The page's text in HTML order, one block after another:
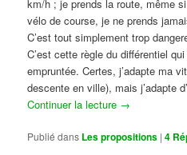
km/h ; je prends la route, même
vélo de course, je ne prends
C’est tout simplement trop
C’est cette règle du différentiel
empruntée. Certes, j’adapte ma
descente en ville), mais j’adapte
Continuer la lecture →
Publié dans Les propositions |4